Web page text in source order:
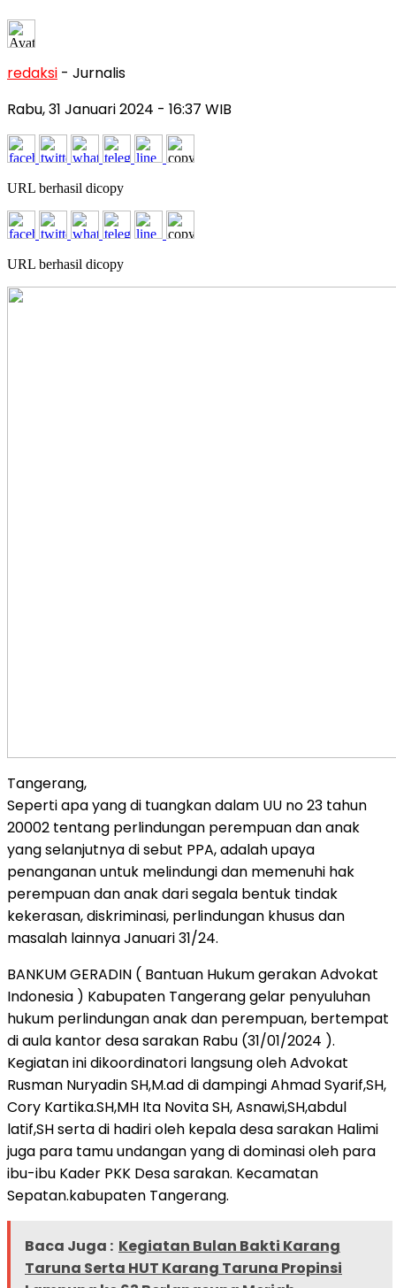
redaksi - Jurnalis
Rabu, 31 Januari 2024 - 16:37 WIB
URL berhasil dicopy
URL berhasil dicopy
Tangerang,
Seperti apa yang di tuangkan dalam UU no 23 tahun
20002 tentang perlindungan perempuan dan anak
yang selanjutnya di sebut PPA, adalah upaya
penanganan untuk melindungi dan memenuhi hak
perempuan dan anak dari segala bentuk tindak
kekerasan, diskriminasi, perlindungan khusus dan
masalah lainnya Januari 31/24.
BANKUM GERADIN ( Bantuan Hukum gerakan Advokat
Indonesia ) Kabupaten Tangerang gelar penyuluhan
hukum perlindungan anak dan perempuan, bertempat
di aula kantor desa sarakan Rabu (31/01/2024 ).
Kegiatan ini dikoordinatori langsung oleh Advokat
Rusman Nuryadin SH,M.ad di dampingi Ahmad Syarif,SH,
Cory Kartika.SH,MH Ita Novita SH, Asnawi,SH,abdul
latif,SH serta di hadiri oleh kepala desa sarakan Halimi
juga para tamu undangan yang di dominasi oleh para
ibu-ibu Kader PKK Desa sarakan. Kecamatan
Sepatan.kabupaten Tangerang.
Baca Juga : Kegiatan Bulan Bakti Karang
Taruna Serta HUT Karang Taruna Propinsi